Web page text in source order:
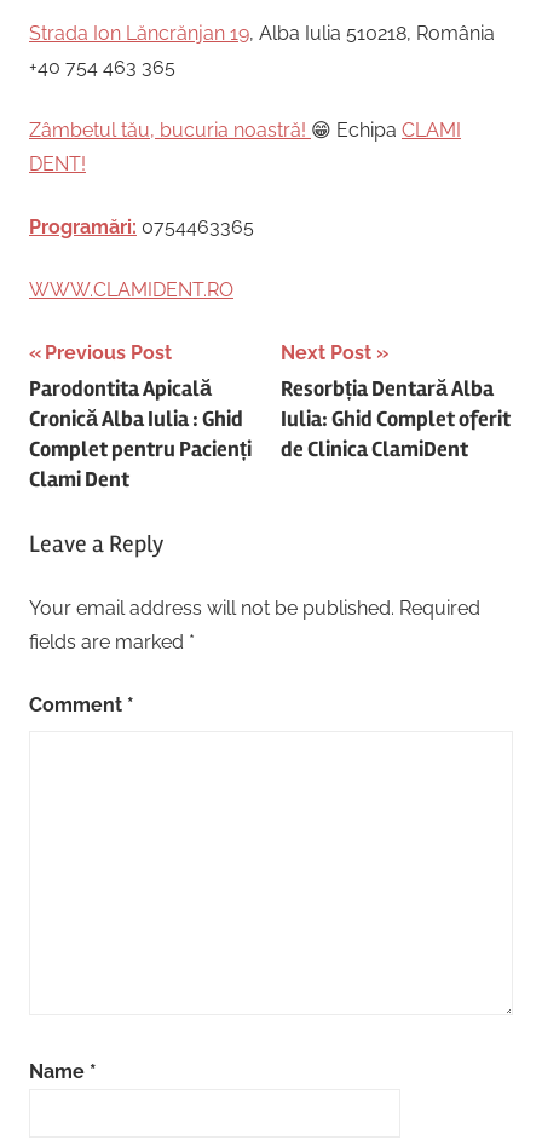
Strada Ion Lăncrănjan 19, Alba Iulia 510218, România
+40 754 463 365
Zâmbetul tău, bucuria noastră! 😁 Echipa CLAMI
DENT!
Programări: 0754463365
WWW.CLAMIDENT.RO
Post
navigation
Previous Post
Parodontita Apicală
Cronică Alba Iulia : Ghid
Complet pentru Pacienți
Clami Dent
Next Post
Resorbția Dentară Alba
Iulia: Ghid Complet oferit
de Clinica ClamiDent
Leave a Reply
Your email address will not be published. Required
fields are marked *
Comment *
Name *